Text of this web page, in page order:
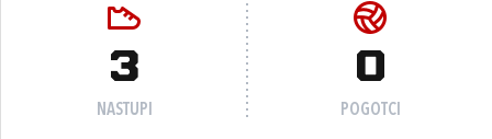
3
NASTUPI
0
POGOTCI